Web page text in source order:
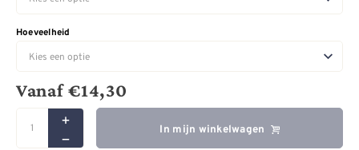
Hoeveelheid
Vanaf€14,30
In mijn winkelwagen